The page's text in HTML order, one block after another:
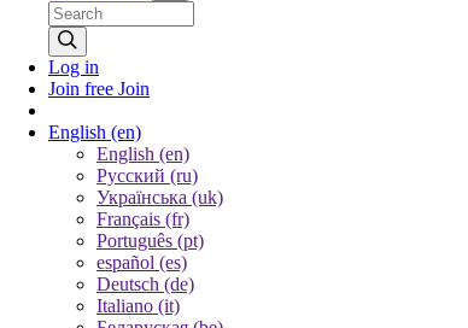
Log in
Join free Join
English (en)
English (en)
Русский (ru)
Українська (uk)
Français (fr)
Português (pt)
español (es)
Deutsch (de)
Italiano (it)